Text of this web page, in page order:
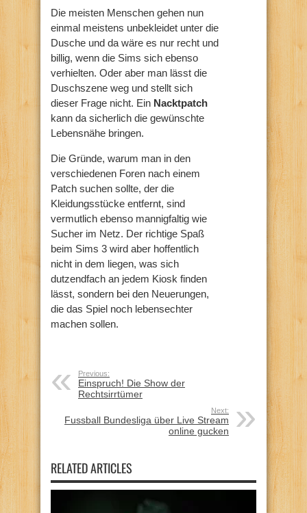
Die meisten Menschen gehen nun
einmal meistens unbekleidet unter die
Dusche und da wäre es nur recht und
billig, wenn die Sims sich ebenso
verhielten. Oder aber man lässt die
Duschszene weg und stellt sich
dieser Frage nicht. Ein Nacktpatch
kann da sicherlich die gewünschte
Lebensnähe bringen.
Die Gründe, warum man in den
verschiedenen Foren nach einem
Patch suchen sollte, der die
Kleidungsstücke entfernt, sind
vermutlich ebenso mannigfaltig wie
Sucher im Netz. Der richtige Spaß
beim Sims 3 wird aber hoffentlich
nicht in dem liegen, was sich
dutzendfach an jedem Kiosk finden
lässt, sondern bei den Neuerungen,
die das Spiel noch lebensechter
machen sollen.
Previous:
Einspruch! Die Show der
Rechtsirrtümer
Next:
Fussball Bundesliga über Live Stream
online gucken
RELATED ARTICLES